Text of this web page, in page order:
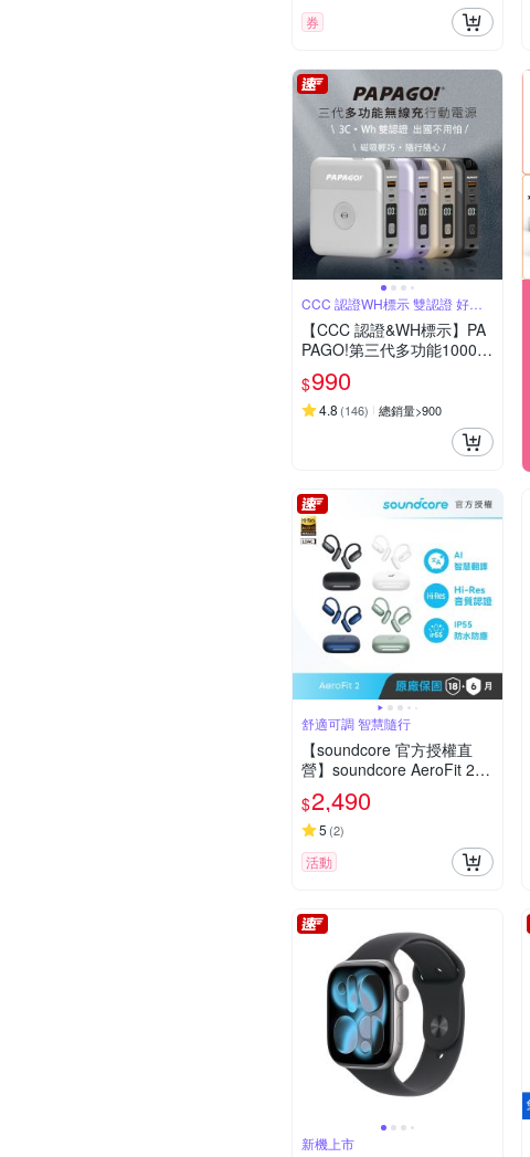
券
CCC 認證WH標示 雙認證 好安
【CCC 認證&WH標示】PA
PAGO!第三代多功能10000
mAh可分離式充電線行動電
源BS-WL720-快
$990
4.8 (146) 總銷量>900
舒適可調 智慧隨行
【soundcore 官方授權直
營】soundcore AeroFit 2
開放式藍牙耳機
$2,490
5 (2)
活動
新機上市